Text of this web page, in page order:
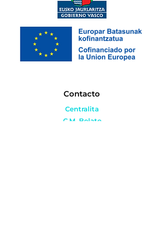
Contacto
Centralita
C.M. Belate